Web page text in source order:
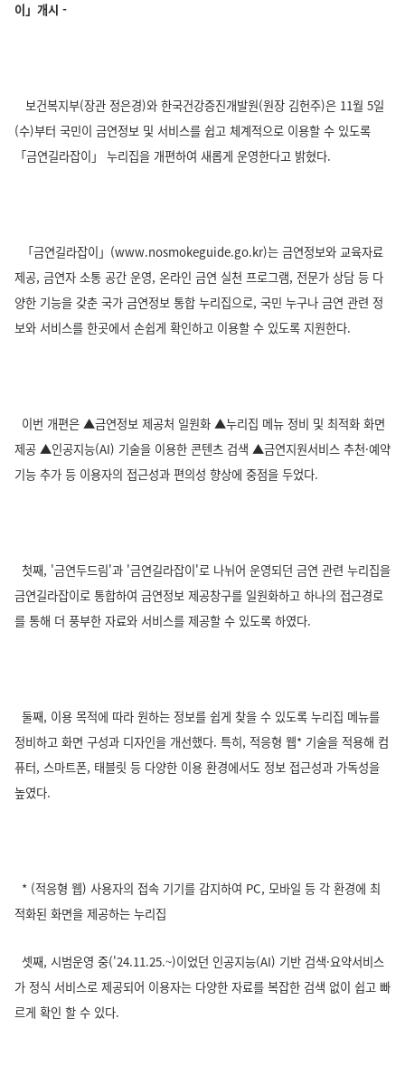
이」개시 -
보건복지부(장관 정은경)와 한국건강증진개발원(원장 김헌주)은 11월 5일
(수)부터 국민이 금연정보 및 서비스를 쉽고 체계적으로 이용할 수 있도록
「금연길라잡이」 누리집을 개편하여 새롭게 운영한다고 밝혔다.
「금연길라잡이」(www.nosmokeguide.go.kr)는 금연정보와 교육자료
제공, 금연자 소통 공간 운영, 온라인 금연 실천 프로그램, 전문가 상담 등 다
양한 기능을 갖춘 국가 금연정보 통합 누리집으로, 국민 누구나 금연 관련 정
보와 서비스를 한곳에서 손쉽게 확인하고 이용할 수 있도록 지원한다.
이번 개편은 ▲금연정보 제공처 일원화 ▲누리집 메뉴 정비 및 최적화 화면
제공 ▲인공지능(AI) 기술을 이용한 콘텐츠 검색 ▲금연지원서비스 추천·예약
기능 추가 등 이용자의 접근성과 편의성 향상에 중점을 두었다.
첫째, '금연두드림'과 '금연길라잡이'로 나뉘어 운영되던 금연 관련 누리집을
금연길라잡이로 통합하여 금연정보 제공창구를 일원화하고 하나의 접근경로
를 통해 더 풍부한 자료와 서비스를 제공할 수 있도록 하였다.
둘째, 이용 목적에 따라 원하는 정보를 쉽게 찾을 수 있도록 누리집 메뉴를
정비하고 화면 구성과 디자인을 개선했다. 특히, 적응형 웹* 기술을 적용해 컴
퓨터, 스마트폰, 태블릿 등 다양한 이용 환경에서도 정보 접근성과 가독성을
높였다.
* (적응형 웹) 사용자의 접속 기기를 감지하여 PC, 모바일 등 각 환경에 최
적화된 화면을 제공하는 누리집
셋째, 시범운영 중('24.11.25.~)이었던 인공지능(AI) 기반 검색·요약서비스
가 정식 서비스로 제공되어 이용자는 다양한 자료를 복잡한 검색 없이 쉽고 빠
르게 확인 할 수 있다.